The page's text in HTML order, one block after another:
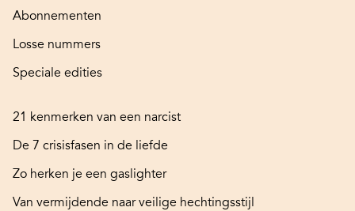
Abonnementen
Losse nummers
Speciale edities
21 kenmerken van een narcist
De 7 crisisfasen in de liefde
Zo herken je een gaslighter
Van vermijdende naar veilige hechtingsstijl